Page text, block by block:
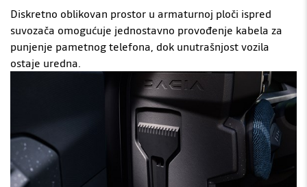
Diskretno oblikovan prostor u armaturnoj ploči ispred
suvozača omogućuje jednostavno provođenje kabela za
punjenje pametnog telefona, dok unutrašnjost vozila
ostaje uredna.